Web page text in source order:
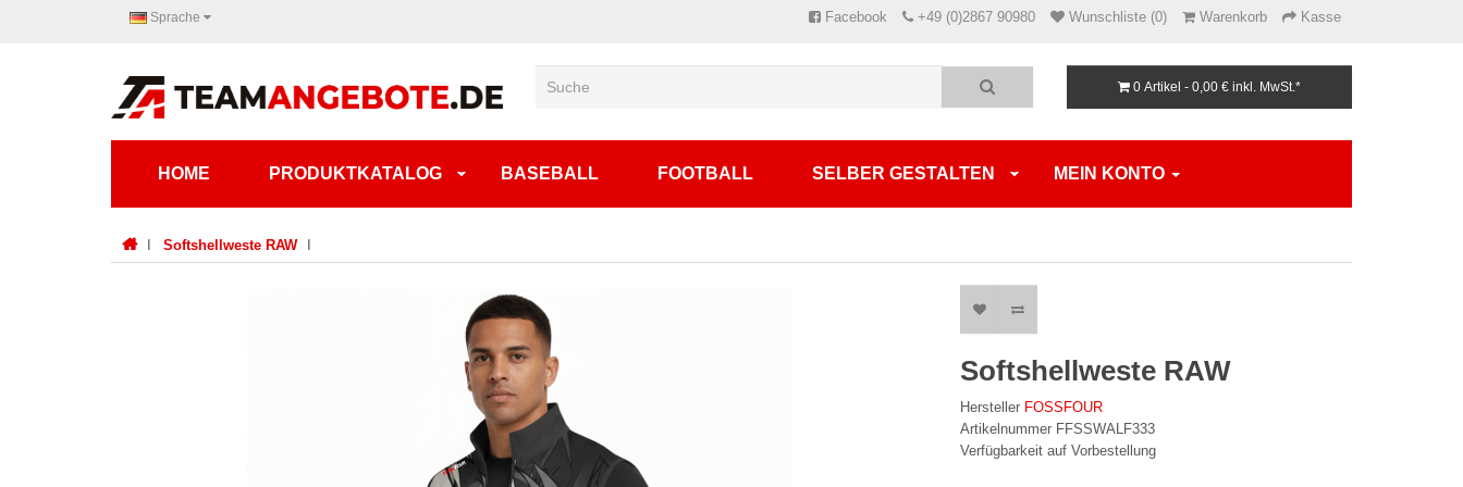
Sprache Facebook +49 (0)2867 90980 Wunschliste (0) Warenkorb Kasse
0 Artikel - 0,00 € inkl. MwSt.*
HOME PRODUKTKATALOG BASEBALL FOOTBALL SELBER GESTALTEN MEIN KONTO
Softshellweste RAW
Softshellweste RAW
Hersteller FOSSFOUR
Artikelnummer FFSSWALF333
Verfügbarkeit auf Vorbestellung